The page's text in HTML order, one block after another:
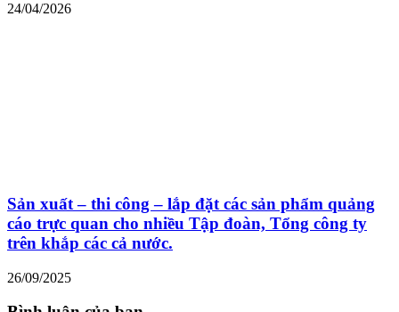
24/04/2026
Sản xuất – thi công – lắp đặt các sản phẩm quảng
cáo trực quan cho nhiều Tập đoàn, Tổng công ty
trên khắp các cả nước.
26/09/2025